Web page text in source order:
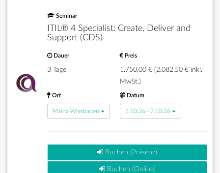
Seminar
ITIL® 4 Specialist: Create, Deliver and
Support (CDS)
Dauer
3 Tage
Preis
1.750,00 € (2.082,50 € inkl.
MwSt.)
Ort
Mainz-Wiesbaden
Datum
5.10.26 - 7.10.26
Buchen (Präsenz)
Buchen (Online)